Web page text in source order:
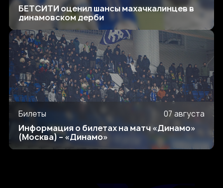
БЕТСИТИ оценил шансы махачкалинцев в
динамовском дерби
Билеты 07 августа
Информация о билетах на матч «Динамо»
(Москва) – «Динамо»